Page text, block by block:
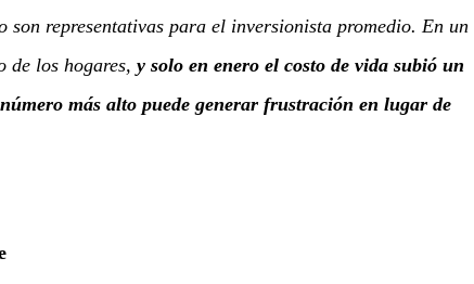
son representativas para el inversionista promedio. En un
de los hogares, y solo en enero el costo de vida subió un
más alto puede generar frustración en lugar de